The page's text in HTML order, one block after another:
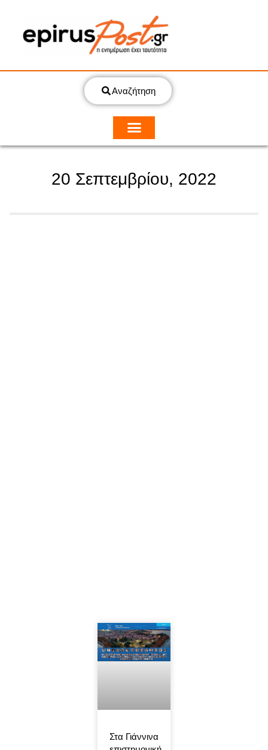
Αναζήτηση
20 Σεπτεμβρίου, 2022
Στα Γιάννινα